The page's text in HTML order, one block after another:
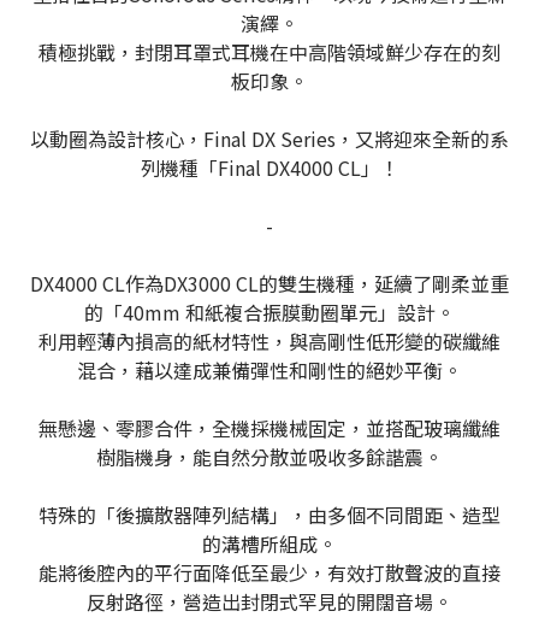
演繹。
積極挑戰，封閉耳罩式耳機在中高階領域鮮少存在的刻
板印象。
以動圈為設計核心，Final DX Series，又將迎來全新的系
列機種「Final DX4000 CL」！
-
DX4000 CL作為DX3000 CL的雙生機種，延續了剛柔並重
的「40mm 和紙複合振膜動圈單元」設計。
利用輕薄內損高的紙材特性，與高剛性低形變的碳纖維
混合，藉以達成兼備彈性和剛性的絕妙平衡。
無懸邊、零膠合件，全機採機械固定，並搭配玻璃纖維
樹脂機身，能自然分散並吸收多餘諧震。
特殊的「後擴散器陣列結構」，由多個不同間距、造型
的溝槽所組成。
能將後腔內的平行面降低至最少，有效打散聲波的直接
反射路徑，營造出封閉式罕見的開闊音場。